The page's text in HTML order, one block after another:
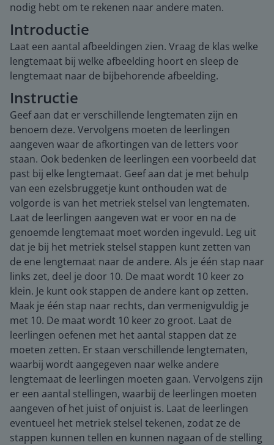
nodig hebt om te rekenen naar andere maten.
Introductie
Laat een aantal afbeeldingen zien. Vraag de klas welke
lengtemaat bij welke afbeelding hoort en sleep de
lengtemaat naar de bijbehorende afbeelding.
Instructie
Geef aan dat er verschillende lengtematen zijn en
benoem deze. Vervolgens moeten de leerlingen
aangeven waar de afkortingen van de letters voor
staan. Ook bedenken de leerlingen een voorbeeld dat
past bij elke lengtemaat. Geef aan dat je met behulp
van een ezelsbruggetje kunt onthouden wat de
volgorde is van het metriek stelsel van lengtematen.
Laat de leerlingen aangeven wat er voor en na de
genoemde lengtemaat moet worden ingevuld. Leg uit
dat je bij het metriek stelsel stappen kunt zetten van
de ene lengtemaat naar de andere. Als je één stap naar
links zet, deel je door 10. De maat wordt 10 keer zo
klein. Je kunt ook stappen de andere kant op zetten.
Maak je één stap naar rechts, dan vermenigvuldig je
met 10. De maat wordt 10 keer zo groot. Laat de
leerlingen oefenen met het aantal stappen dat ze
moeten zetten. Er staan verschillende lengtematen,
waarbij wordt aangegeven naar welke andere
lengtemaat de leerlingen moeten gaan. Vervolgens zijn
er een aantal stellingen, waarbij de leerlingen moeten
aangeven of het juist of onjuist is. Laat de leerlingen
eventueel het metriek stelsel tekenen, zodat ze de
stappen kunnen tellen en kunnen nagaan of de stelling